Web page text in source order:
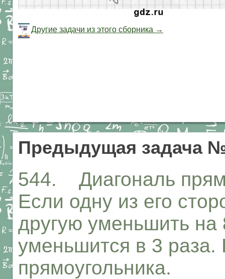
Другие задачи из этого сборника →
Предыдущая задача
544. Диагональ
Если одну из его
другую уменьшить на
уменьшится в 3
прямоугольника.